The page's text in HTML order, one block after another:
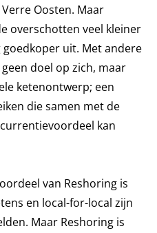
Oosten. Maar
overschotten veel kleiner
goedkoper uit. Met andere
doel op zich, maar
ketenontwerp; een
die samen met de
kan
van Reshoring is
en local-for-local zijn
Maar Reshoring is